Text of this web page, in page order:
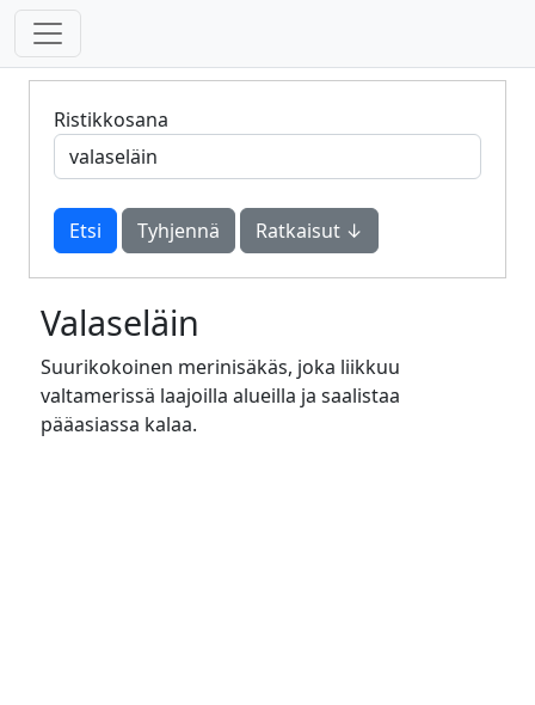
Ristikkosana
Tyhjennä Ratkaisut ↓
Valaseläin
Suurikokoinen merinisäkäs, joka liikkuu
valtamerissä laajoilla alueilla ja saalistaa
pääasiassa kalaa.